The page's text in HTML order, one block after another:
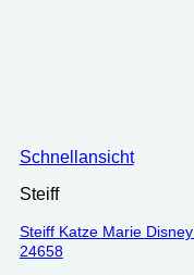
Schnellansicht
Steiff
Steiff Katze Marie
24658